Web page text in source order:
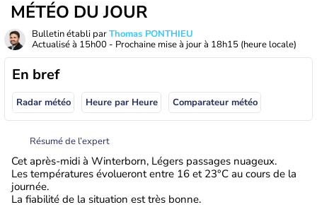
MÉTÉO DU JOUR
Bulletin établi parThomas PONTHIEU
Actualisé à 15h00 - Prochaine mise à jour à 18h15 (heure locale)
En bref
Radar météo Heure par Heure Comparateur météo
Résumé de l’expert
Cet après-midi à Winterborn, Légers passages nuageux.
Les températures évolueront entre 16 et 23°C au cours de la
journée.
La fiabilité de la situation est très bonne.